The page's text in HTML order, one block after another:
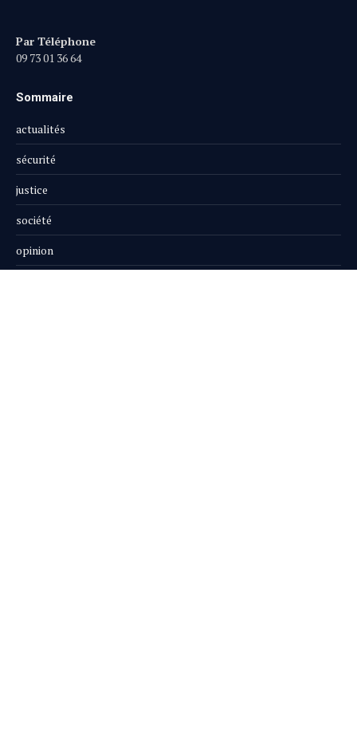
Par Téléphone
09 73 01 36 64
Sommaire
actualités
sécurité
justice
société
opinion